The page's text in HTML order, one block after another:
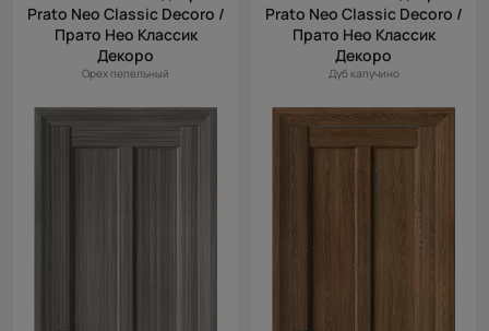
Prato Neo Classic Decoro /
Прато Нео Классик
Декоро
Орех пепельный
Prato Neo Classic Decoro /
Прато Нео Классик
Декоро
Дуб капучино